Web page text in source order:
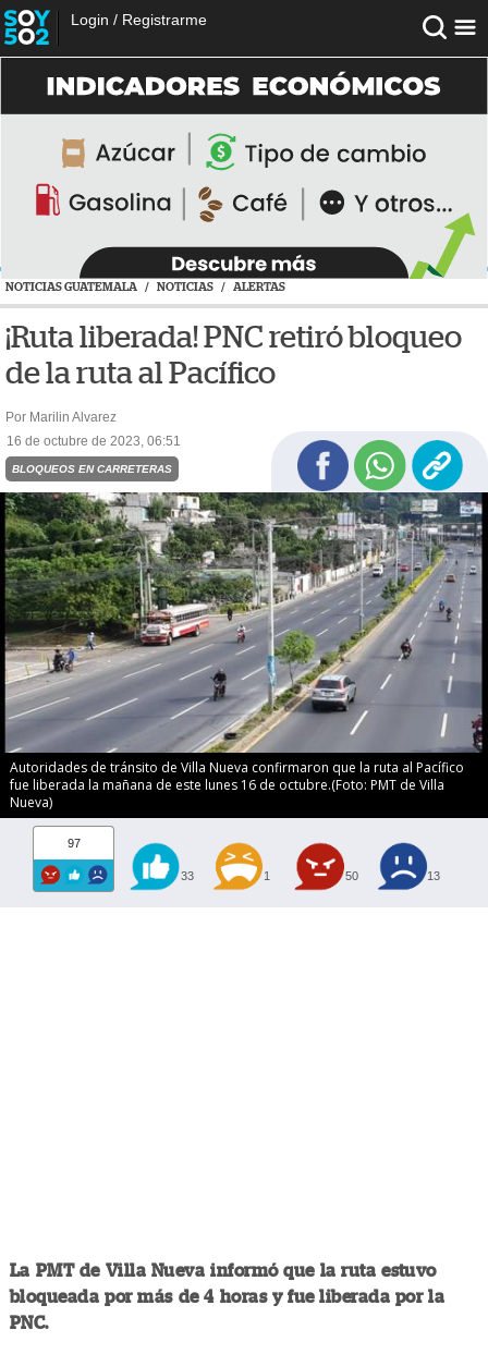
Login / Registrarme
NOTICIAS GUATEMALA / NOTICIAS / ALERTAS
¡Ruta liberada! PNC retiró bloqueo
de la ruta al Pacífico
Por Marilin Alvarez
16 de octubre de 2023, 06:51
BLOQUEOS EN CARRETERAS
Autoridades de tránsito de Villa Nueva confirmaron que la ruta al Pacífico
fue liberada la mañana de este lunes 16 de octubre.(Foto: PMT de Villa
Nueva)
97
33 1 50 13
La PMT de Villa Nueva informó que la ruta estuvo
bloqueada por más de 4 horas y fue liberada por la
PNC.